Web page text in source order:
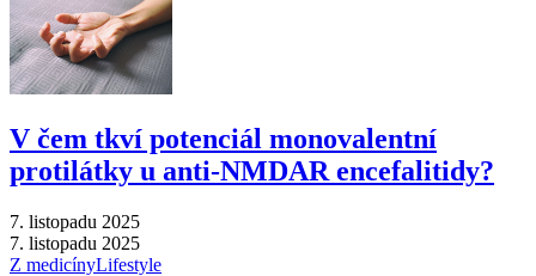
V čem tkví potenciál monovalentní
protilátky u anti-NMDAR encefalitidy?
7. listopadu 2025
7. listopadu 2025
Z medicínyLifestyle